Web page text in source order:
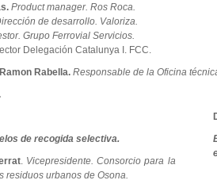
Product manager. Ros Roca.
de desarrollo. Valoriza.
Grupo Ferrovial Servicios.
Delegación Catalunya I. FCC.
Rabella. Responsable de la Oficina
de recogida selectiva.
. Vicepresidente. Consorcio para la
residuos urbanos de Osona.